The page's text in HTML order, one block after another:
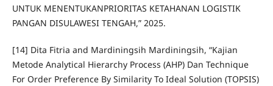
UNTUK MENENTUKANPRIORITAS KETAHANAN LOGISTIK
PANGAN DISULAWESI TENGAH,” 2025.
[14] Dita Fitria and Mardiningsih Mardiningsih, “Kajian
Metode Analytical Hierarchy Process (AHP) Dan Technique
For Order Preference By Similarity To Ideal Solution (TOPSIS)